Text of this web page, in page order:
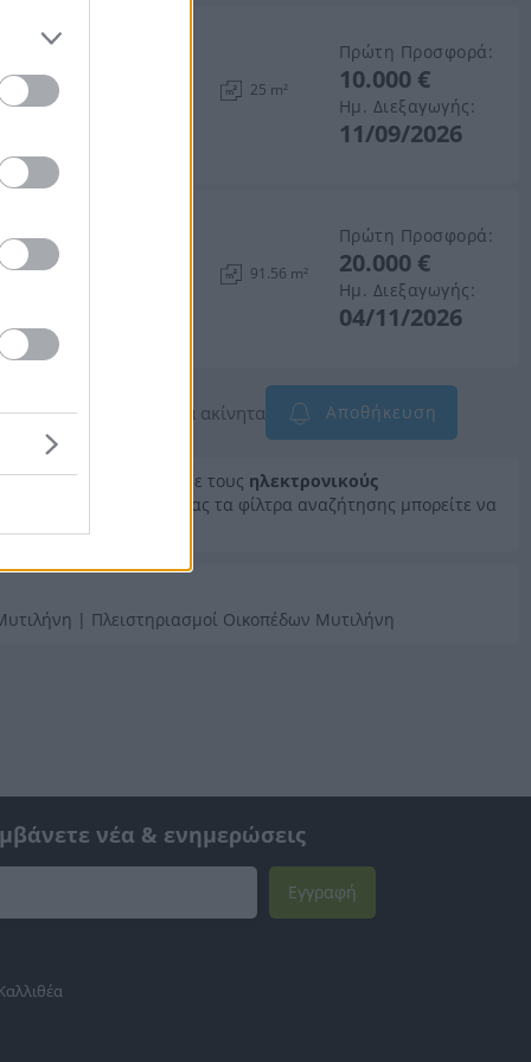
Νομός Λέσβου 25 m²
Πρώτη Προσφορά:
10.000 €
Ημ. Διεξαγωγής:
11/09/2026
Νομός Λέσβου 91.56 m²
Πρώτη Προσφορά:
20.000 €
Ημ. Διεξαγωγής:
04/11/2026
προστίθενται νέα ακίνητα Αποθήκευση
την επίσημη λίστα με τους ηλεκτρονικούς
Χρησιμοποιώντας τα φίλτρα αναζήτησης μπορείτε να
σας.
| Πλειστηριασμοί Οικοπέδων Μυτιλήνη
νέα & ενημερώσεις
Εγγραφή